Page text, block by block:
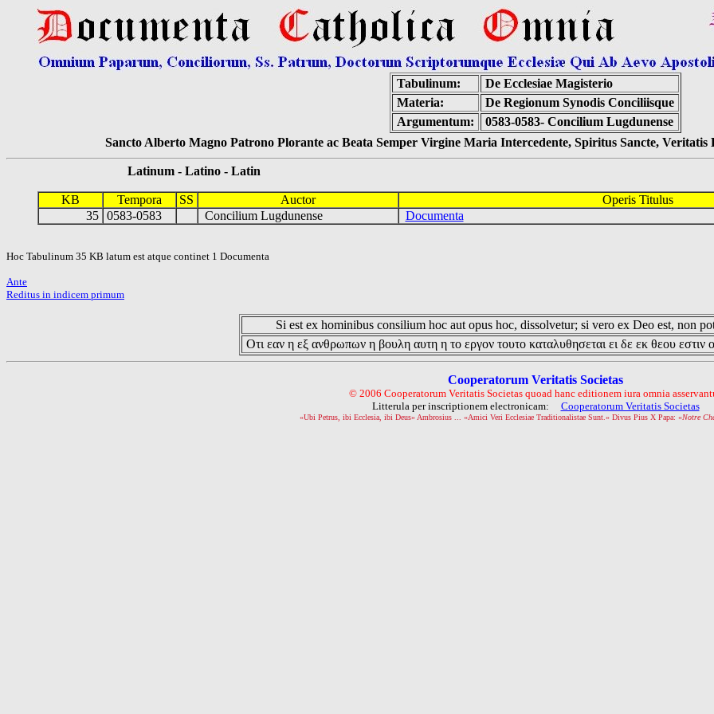
Tabulinum:
De Ecclesiae Magisterio
Materia:
De Regionum Synodis Conciliisque
Argumentum:
0583-0583- Concilium Lugdunense
Sancto Alberto Magno Patrono Plorante ac Beata Semper Virgine Maria Intercedente, Spiritus Sancte,
Latinum - Latino - Latin
KB Tempora SS Auctor Operis Titulus
35 0583-0583 Concilium Lugdunense Documenta
Hoc Tabulinum 35 KB latum est atque continet 1 Documenta
Ante
Reditus in indicem primum
Si est ex hominibus consilium hoc aut opus hoc, dissolvetur; si vero ex Deo est, non
Οτι εαν η εξ ανθρωπων η βουλη αυτη η το εργον τουτο καταλυθησεται ει δε εκ θεου εστιν
Cooperatorum Veritatis Societas
© 2006 Cooperatorum Veritatis Societas quoad hanc editionem iura omnia
Litterula per inscriptionem electronicam: Cooperatorum Veritatis Societas
«Ubi Petrus, ibi Ecclesia, ibi Deus» Ambrosius ... «Amici Veri Ecclesiae Traditionalistae Sunt.» Divus Pius X Papa: «Notre